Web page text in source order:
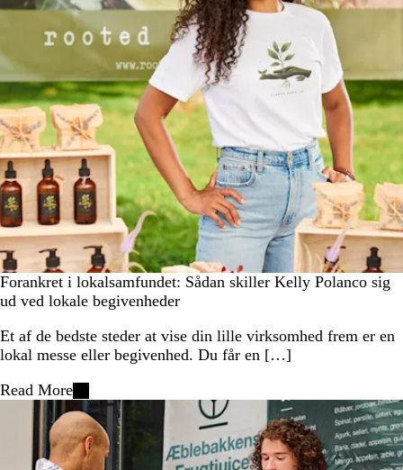
Forankret i lokalsamfundet: Sådan skiller Kelly Polanco sig
ud ved lokale begivenheder
Et af de bedste steder at vise din lille virksomhed frem er en
lokal messe eller begivenhed. Du får en […]
Read More